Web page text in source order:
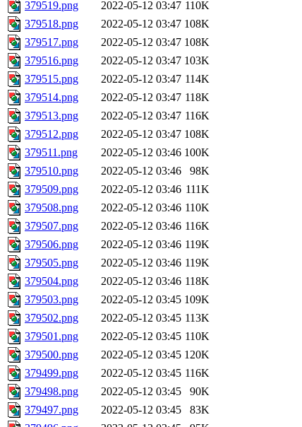
379519.png
2022-05-12 03:47 110K
379518.png
2022-05-12 03:47 108K
379517.png
2022-05-12 03:47 108K
379516.png
2022-05-12 03:47 103K
379515.png
2022-05-12 03:47 114K
379514.png
2022-05-12 03:47 118K
379513.png
2022-05-12 03:47 116K
379512.png
2022-05-12 03:47 108K
379511.png
2022-05-12 03:46 100K
379510.png
2022-05-12 03:46
98K
379509.png
2022-05-12 03:46 111K
379508.png
2022-05-12 03:46 110K
379507.png
2022-05-12 03:46 116K
379506.png
2022-05-12 03:46 119K
379505.png
2022-05-12 03:46 119K
379504.png
2022-05-12 03:46 118K
379503.png
2022-05-12 03:45 109K
379502.png
2022-05-12 03:45 113K
379501.png
2022-05-12 03:45 110K
379500.png
2022-05-12 03:45 120K
379499.png
2022-05-12 03:45 116K
379498.png
2022-05-12 03:45
90K
379497.png
2022-05-12 03:45
83K